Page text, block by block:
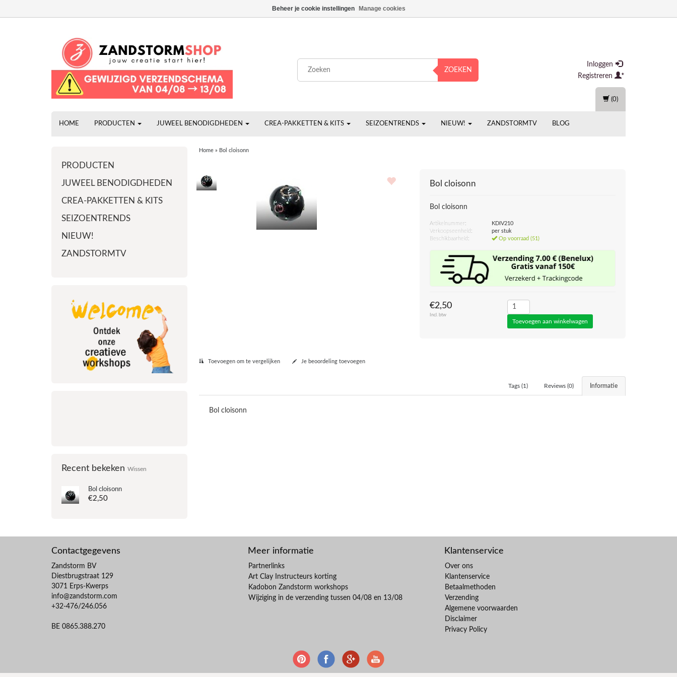
ZOEKEN
Inloggen
Registreren
HOME PRODUCTEN JUWEEL BENODIGDHEDEN CREA-PAKKETTEN & KITS SEIZOENTRENDS NIEUW! ZANDSTORMTV BLOG
(0)
PRODUCTEN
JUWEEL BENODIGDHEDEN
CREA-PAKKETTEN & KITS
SEIZOENTRENDS
NIEUW!
ZANDSTORMTV
Recent bekeken Wissen
Bol cloisonn
€2,50
Home» Bol cloisonn
Bol cloisonn
Bol cloisonn
Artikelnummer:
KDIV210
Verkoopseenheid:
per stuk
Beschikbaarheid:
Op voorraad (51)
€2,50
Incl. btw
Toevoegen om te vergelijken Je beoordeling toevoegen
Informatie
Reviews (0)
Tags (1)
Bol cloisonn
Contactgegevens
Zandstorm BV
Diestbrugstraat 129
3071 Erps-Kwerps
info@zandstorm.com
+32-476/246.056
BE 0865.388.270
Meer informatie
Partnerlinks
Art Clay Instructeurs korting
Kadobon Zandstorm workshops
Wijziging in de verzending tussen 04/08 en 13/08
Klantenservice
Over ons
Klantenservice
Betaalmethoden
Verzending
Algemene voorwaarden
Disclaimer
Privacy Policy
Beheer je cookie instellingen Manage cookies